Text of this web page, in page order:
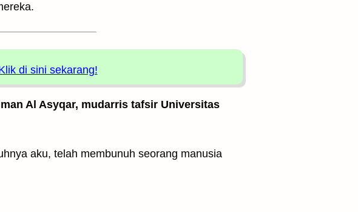
di sini sekarang!
Al Asyqar, mudarris tafsir Universitas